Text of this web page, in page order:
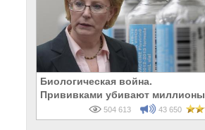
Биологическая война.
Прививками убивают миллионы
504 613 43 650